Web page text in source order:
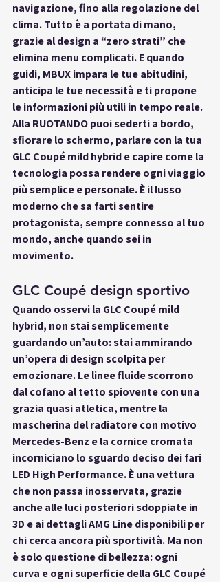
navigazione, fino alla regolazione del
clima. Tutto è a portata di mano,
grazie al design a “zero strati” che
elimina menu complicati. E quando
guidi, MBUX impara le tue abitudini,
anticipa le tue necessità e ti propone
le informazioni più utili in tempo reale.
Alla RUOTANDO puoi sederti a bordo,
sfiorare lo schermo, parlare con la tua
GLC Coupé mild hybrid e capire come la
tecnologia possa rendere ogni viaggio
più semplice e personale. È il lusso
moderno che sa farti sentire
protagonista, sempre connesso al tuo
mondo, anche quando sei in
movimento.
GLC Coupé design sportivo
Quando osservi la GLC Coupé mild
hybrid, non stai semplicemente
guardando un’auto: stai ammirando
un’opera di design scolpita per
emozionare. Le linee fluide scorrono
dal cofano al tetto spiovente con una
grazia quasi atletica, mentre la
mascherina del radiatore con motivo
Mercedes-Benz e la cornice cromata
incorniciano lo sguardo deciso dei fari
LED High Performance. È una vettura
che non passa inosservata, grazie
anche alle luci posteriori sdoppiate in
3D e ai dettagli AMG Line disponibili per
chi cerca ancora più sportività. Ma non
è solo questione di bellezza: ogni
curva e ogni superficie della GLC Coupé